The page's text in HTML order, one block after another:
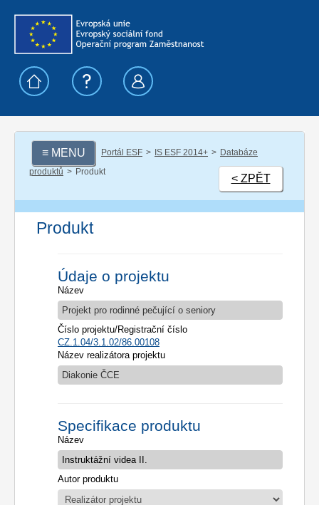
≡ MENU Portál ESF IS ESF 2014+
Databáze
produktů
Produkt
< ZPĚT
Produkt
Údaje o projektu
Název
Projekt pro rodinné pečující o seniory
Číslo projektu/Registrační číslo
CZ.1.04/3.1.02/86.00108
Název realizátora projektu
Diakonie ČCE
Specifikace produktu
Název
Autor produktu